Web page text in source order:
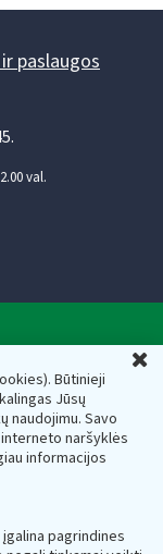
Būtinieji
Jūsų
naudojimu. Savo
naršyklės
informacijos
pagrindines
paslaugos
val.
el.paštas:
Lietuvos
Juridinių